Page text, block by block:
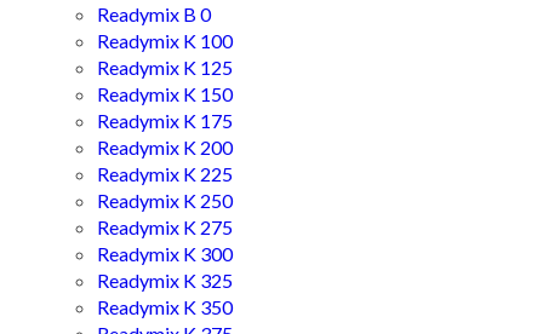
Readymix B 0
Readymix K 100
Readymix K 125
Readymix K 150
Readymix K 175
Readymix K 200
Readymix K 225
Readymix K 250
Readymix K 275
Readymix K 300
Readymix K 325
Readymix K 350